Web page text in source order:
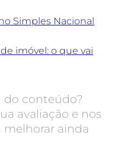
Simples Nacional
imóvel: o que vai
do conteúdo?
avaliação e nos
melhorar ainda